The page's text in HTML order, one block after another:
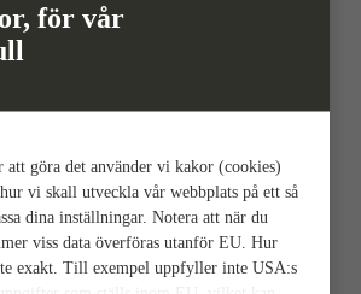
för vår
göra det använder vi kakor (cookies)
vi skall utveckla vår webbplats på ett så
dina inställningar. Notera att när du
viss data överföras utanför EU. Hur
exakt. Till exempel uppfyller inte USA:s